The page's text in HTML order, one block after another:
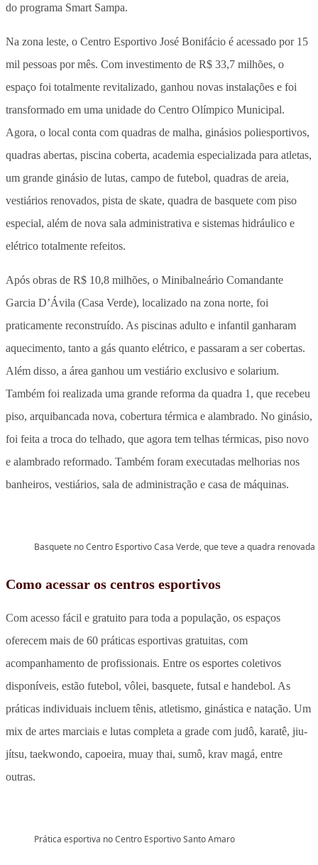
do programa Smart Sampa.
Na zona leste, o Centro Esportivo José Bonifácio é acessado por 15
mil pessoas por mês. Com investimento de R$ 33,7 milhões, o
espaço foi totalmente revitalizado, ganhou novas instalações e foi
transformado em uma unidade do Centro Olímpico Municipal.
Agora, o local conta com quadras de malha, ginásios poliesportivos,
quadras abertas, piscina coberta, academia especializada para atletas,
um grande ginásio de lutas, campo de futebol, quadras de areia,
vestiários renovados, pista de skate, quadra de basquete com piso
especial, além de nova sala administrativa e sistemas hidráulico e
elétrico totalmente refeitos.
Após obras de R$ 10,8 milhões, o Minibalneário Comandante
Garcia D’Ávila (Casa Verde), localizado na zona norte, foi
praticamente reconstruído. As piscinas adulto e infantil ganharam
aquecimento, tanto a gás quanto elétrico, e passaram a ser cobertas.
Além disso, a área ganhou um vestiário exclusivo e solarium.
Também foi realizada uma grande reforma da quadra 1, que recebeu
piso, arquibancada nova, cobertura térmica e alambrado. No ginásio,
foi feita a troca do telhado, que agora tem telhas térmicas, piso novo
e alambrado reformado. Também foram executadas melhorias nos
banheiros, vestiários, sala de administração e casa de máquinas.
Basquete no Centro Esportivo Casa Verde, que teve a quadra renovada
Como acessar os centros esportivos
Com acesso fácil e gratuito para toda a população, os espaços
oferecem mais de 60 práticas esportivas gratuitas, com
acompanhamento de profissionais. Entre os esportes coletivos
disponíveis, estão futebol, vôlei, basquete, futsal e handebol. As
práticas individuais incluem tênis, atletismo, ginástica e natação. Um
mix de artes marciais e lutas completa a grade com judô, karatê, jiu-
jítsu, taekwondo, capoeira, muay thai, sumô, krav magá, entre
outras.
Prática esportiva no Centro Esportivo Santo Amaro